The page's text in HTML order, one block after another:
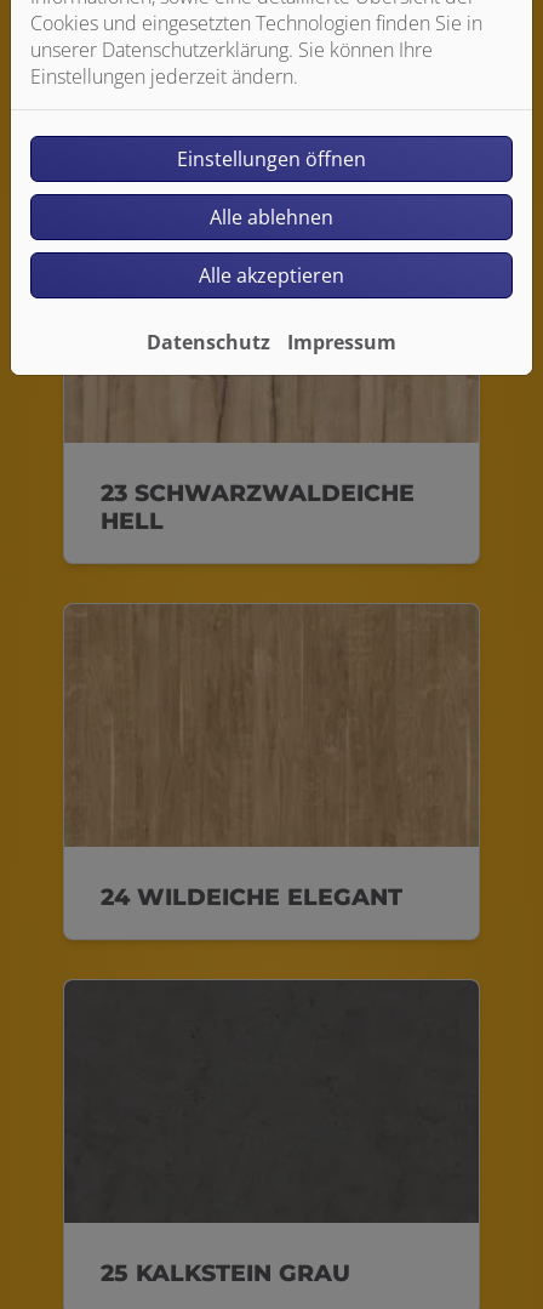
23 SCHWARZWALDEICHE
HELL
24 WILDEICHE ELEGANT
25 KALKSTEIN GRAU
Cookies und eingesetzten Technologien finden Sie in
unserer Datenschutzerklärung. Sie können Ihre
Einstellungen jederzeit ändern.
Einstellungen öffnen
Alle ablehnen
Alle akzeptieren
Datenschutz Impressum